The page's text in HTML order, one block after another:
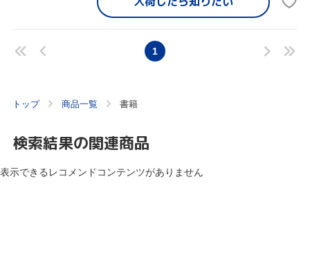
1
トップ 商品一覧 書籍
検索結果の関連商品
表示できるレコメンドコンテンツがありません